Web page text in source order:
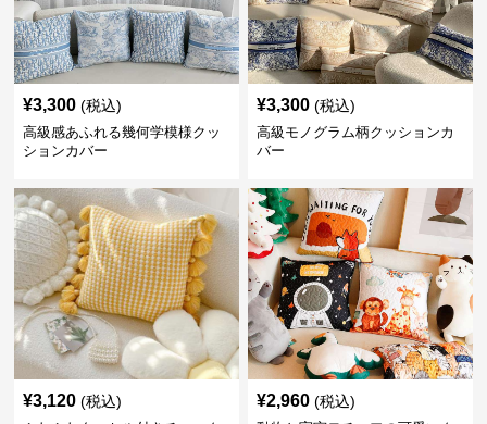
¥3,300 (税込)
高級感あふれる幾何学模様クッ
ションカバー
¥3,300 (税込)
高級モノグラム柄クッションカ
バー
¥3,120 (税込) ¥2,960 (税込)